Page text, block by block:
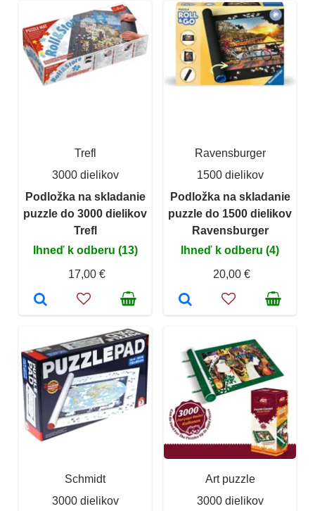
Trefl
3000 dielikov
Podložka na skladanie
puzzle do 3000 dielikov
Trefl
Ihneď k odberu (13)
17,00 €
Ravensburger
1500 dielikov
Podložka na skladanie
puzzle do 1500 dielikov
Ravensburger
Ihneď k odberu (4)
20,00 €
Schmidt
3000 dielikov
Art puzzle
3000 dielikov